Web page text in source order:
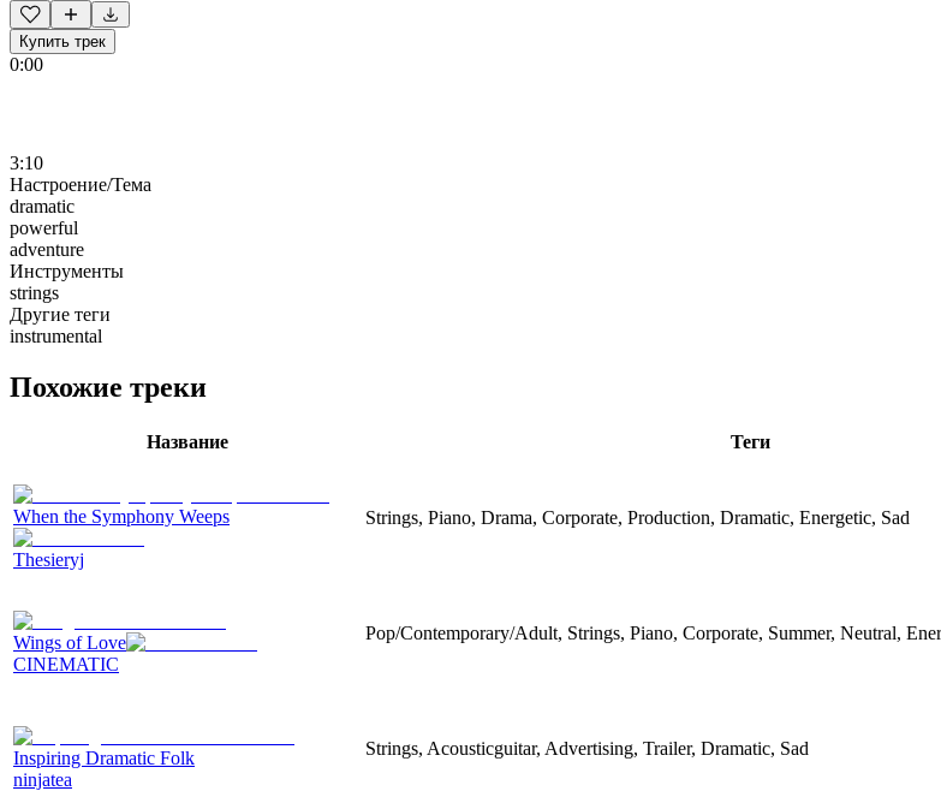
Купить трек
0:00
3:10
Настроение/Тема
dramatic
powerful
adventure
Инструменты
strings
Другие теги
instrumental
Похожие треки
Название Теги
When the Symphony Weeps
Thesieryj
Strings, Piano, Drama, Corporate, Production, Dramatic, Energetic, Sad
Wings of Love
CINEMATIC
Pop/Contemporary/Adult, Strings, Piano, Corporate, Summer, Neutral,
Inspiring Dramatic Folk
ninjatea
Strings, Acousticguitar, Advertising, Trailer, Dramatic, Sad